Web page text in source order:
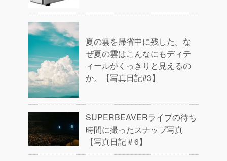
夏の雲を帰省中に残した。な
ぜ夏の雲はこんなにもディテ
ィールがくっきりと見えるの
か。【写真日記#3】
SUPERBEAVERライブの待ち
時間に撮ったスナップ写真
【写真日記＃6】